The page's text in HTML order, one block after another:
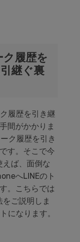
履歴を
継ぐ裏
履歴を引き継
間がかかりま
ク履歴を引き
す。そこで今
えば、面倒な
へLINEのト
。こちらでは
をご説明しま
になります。